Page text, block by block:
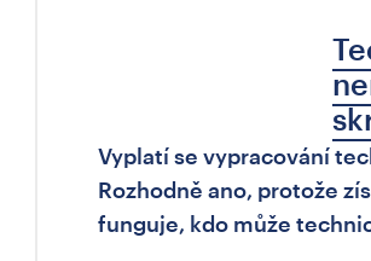
Vyplatí se vypracování
Rozhodně ano, protože
funguje, kdo může